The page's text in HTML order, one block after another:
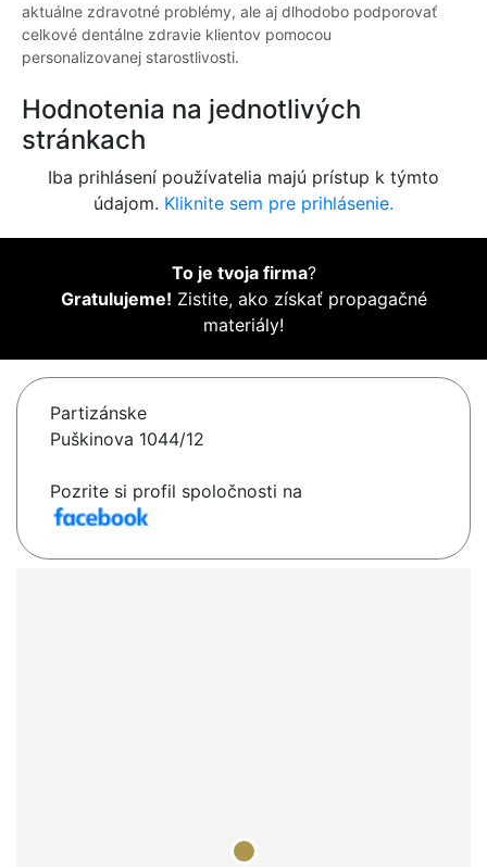
aktuálne zdravotné problémy, ale aj dlhodobo podporovať
celkové dentálne zdravie klientov pomocou
personalizovanej starostlivosti.
Hodnotenia na jednotlivých
stránkach
Iba prihlásení používatelia majú prístup k týmto
údajom. Kliknite sem pre prihlásenie.
To je tvoja firma?
Gratulujeme! Zistite, ako získať propagačné
materiály!
Partizánske
Puškinova 1044/12
Pozrite si profil spoločnosti na